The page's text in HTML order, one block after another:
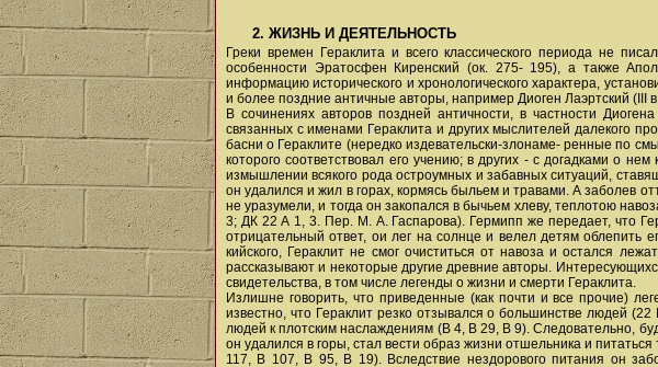
2. ЖИЗНЬ И ДЕЯТЕЛЬНОСТЬ
Греки времен Гераклита и всего классического периода не
особенности Эратосфен Киренский (ок. 275- 195), а также
информацию исторического и хронологического характера,
и более поздние античные авторы, например Диоген Лаэртский
В сочинениях авторов поздней античности, в частности
связанных с именами Гераклита и других мыслителей далекого
басни о Гераклите (нередко издевательски-злонаме- ренные по
которого соответствовал его учению; в других - с догадками о
измышлении всякого рода остроумных и забавных ситуаций,
он удалился и жил в горах, кормясь быльем и травами. А заболев
не уразумели, и тогда он закопался в бычьем хлеву, теплотою
3; ДК 22 А 1, 3. Пер. М. А. Гаспарова). Гермипп же передает, что
отрицательный ответ, ои лег на солнце и велел детям
кийского, Гераклит не смог очиститься от навоза и остался
рассказывают и некоторые другие древние авторы.
свидетельства, в том числе легенды о жизни и смерти Гераклита.
Излишне говорить, что приведенные (как почти и все прочие)
известно, что Гераклит резко отзывался о большинстве людей
людей к плотским наслаждениям (В 4, В 29, В 9). Следовательно,
он удалился в горы, стал вести образ жизни отшельника и
117, В 107, В 95, В 19). Вследствие нездорового питания он